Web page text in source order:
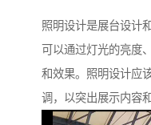
照明设计是展台设计
可以通过灯光的亮度
和效果。照明设计应
调，以突出展示内容